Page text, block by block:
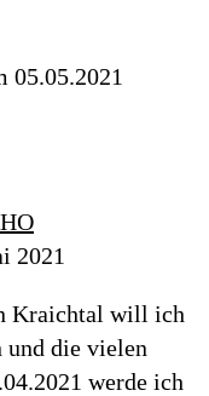
05.05.2021
2021
Kraichtal will ich
und die vielen
werde ich